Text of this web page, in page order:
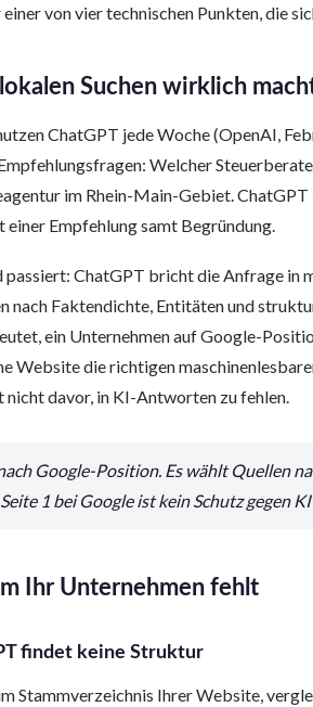
von vier technischen Punkten, die
Suchen wirklich
ChatGPT jede Woche (OpenAI,
Welcher
im Rhein-Main-Gebiet.
Empfehlung samt Begründung.
ChatGPT bricht die Anfrage in
nach Faktendichte, Entitäten und
ein Unternehmen auf Google-
Website die richtigen
davor, in KI-Antworten zu fehlen.
Google-Position. Es wählt Quellen
1 bei Google ist kein Schutz gegen
Ihr Unternehmen fehlt
findet keine Struktur
Stammverzeichnis Ihrer Website,